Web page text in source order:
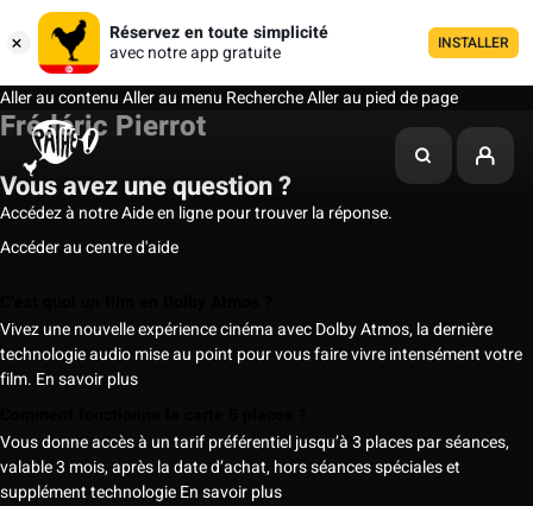
Réservez en toute simplicité
avec notre app gratuite
INSTALLER
Aller au contenuAller au menu RechercheAller au pied de page
Frédéric Pierrot
Vous avez une question ?
Accédez à notre Aide en ligne pour trouver la réponse.
Accéder au centre d'aide
Vivez une nouvelle expérience cinéma avec Dolby Atmos, la dernière
technologie audio mise au point pour vous faire vivre intensément votre
film. En savoir plus
Vous donne accès à un tarif préférentiel jusqu’à 3 places par séances,
valable 3 mois, après la date d’achat, hors séances spéciales et
supplément technologieEn savoir plus